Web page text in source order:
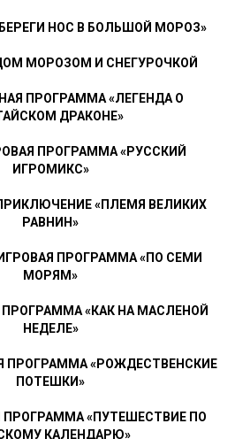
НОС В БОЛЬШОЙ МОРОЗ»
МОРОЗОМ И СНЕГУРОЧКОЙ
ПРОГРАММА «ЛЕГЕНДА О
ДРАКОНЕ»
ПРОГРАММА «РУССКИЙ
ИГРОМИКС»
«ПЛЕМЯ ВЕЛИКИХ
РАВНИН»
ПРОГРАММА «ПО СЕМИ
МОРЯМ»
«КАК НА МАСЛЕНОЙ
НЕДЕЛЕ»
ПРОГРАММА «РОЖДЕСТВЕНСКИЕ
ПОТЕШКИ»
«ПУТЕШЕСТВИЕ ПО
КАЛЕНДАРЮ»